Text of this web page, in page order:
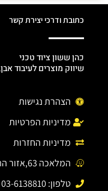
כתובת ודרכי יצירת קשר
כהן ששון ציוד טכני
שיווק מוצרים לעיבוד
הצהרת נגישות
מדיניות הפרטיות
מדיניות החזרות
המלאכה 63,אזור התעשיה חולון.
טלפון: 03-6138810